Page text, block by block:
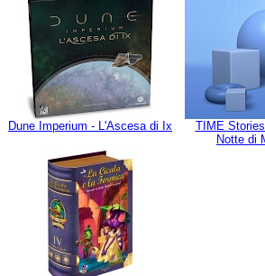
Dune Imperium - L'Ascesa di Ix
TIME
Notte di